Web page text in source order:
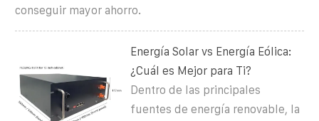
conseguir mayor ahorro.
Energía Solar vs Energía Eólica:
¿Cuál es Mejor para Ti?
Dentro de las principales
fuentes de energía renovable, la